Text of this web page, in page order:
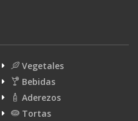
Vegetales
Bebidas
Aderezos
Tortas